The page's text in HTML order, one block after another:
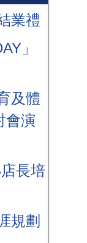
業禮
」
及體
會演
長培
規劃